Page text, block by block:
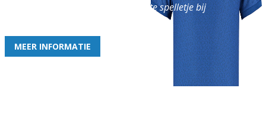
en geniet iedere week van het leukste spelletje bij
MEER INFORMATIE